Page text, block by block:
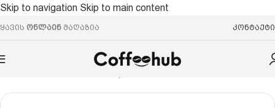
Skip to navigation Skip to main content
ყავის ონლაინ მაღაზია კონტაქტი